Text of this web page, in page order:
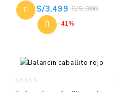
5
S/5,900
S/3,499
-41%